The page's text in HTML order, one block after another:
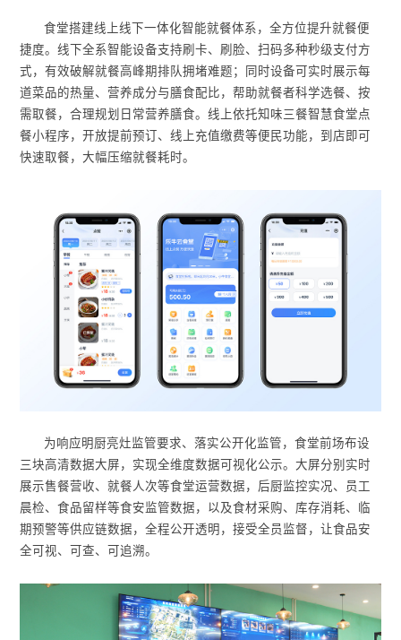
食堂搭建线上线下一体化智能就餐体系，全方位提升就餐便
捷度。线下全系智能设备支持刷卡、刷脸、扫码多种秒级支付方
式，有效破解就餐高峰期排队拥堵难题；同时设备可实时展示每
道菜品的热量、营养成分与膳食配比，帮助就餐者科学选餐、按
需取餐，合理规划日常营养膳食。线上依托知味三餐智慧食堂点
餐小程序，开放提前预订、线上充值缴费等便民功能，到店即可
快速取餐，大幅压缩就餐耗时。
为响应明厨亮灶监管要求、落实公开化监管，食堂前场布设
三块高清数据大屏，实现全维度数据可视化公示。大屏分别实时
展示售餐营收、就餐人次等食堂运营数据，后厨监控实况、员工
晨检、食品留样等食安监管数据，以及食材采购、库存消耗、临
期预警等供应链数据，全程公开透明，接受全员监督，让食品安
全可视、可查、可追溯。